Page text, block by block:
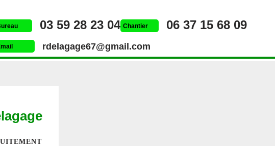
03 59 28 23 04 Chantier 06 37 15 68 09
rdelagage67@gmail.com